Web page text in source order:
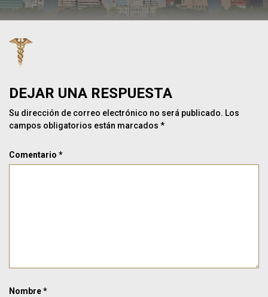
DEJAR UNA RESPUESTA
Su dirección de correo electrónico no será publicado. Los
campos obligatorios están marcados *
Comentario *
Nombre*